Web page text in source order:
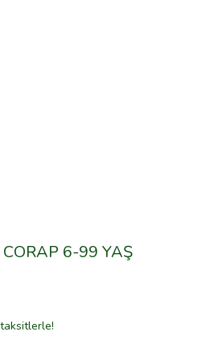
CORAP 6-99 YAŞ